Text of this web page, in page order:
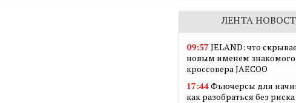
ЛЕНТА
09:57 JELAND: что
новым именем знакомого
кроссовера JAECOO
17:44Фьючерсы для
как разобраться без риска